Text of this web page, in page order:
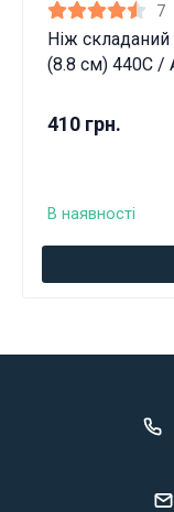
7
Ніж складаний
(8.8 см) 440C /
410 грн.
В наявності